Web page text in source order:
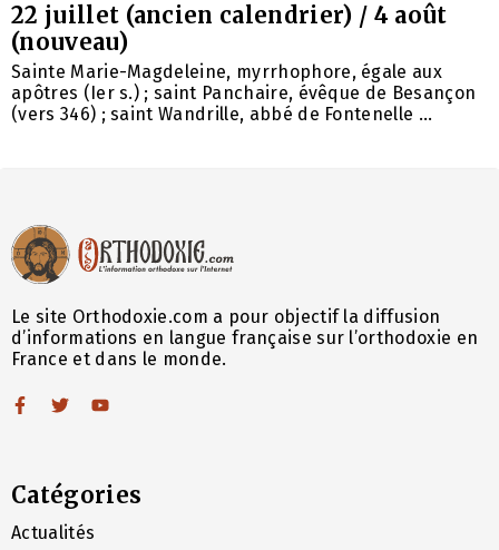
22 juillet (ancien calendrier) / 4 août
(nouveau)
Sainte Marie-Magdeleine, myrrhophore, égale aux
apôtres (Ier s.) ; saint Panchaire, évêque de Besançon
(vers 346) ; saint Wandrille, abbé de Fontenelle ...
Le site Orthodoxie.com a pour objectif la diffusion
d’informations en langue française sur l’orthodoxie en
France et dans le monde.
Catégories
Actualités